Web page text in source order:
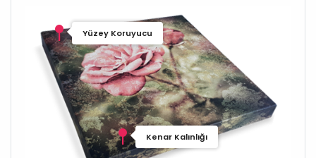
Yüzey Koruyucu
Kenar Kalınlığı